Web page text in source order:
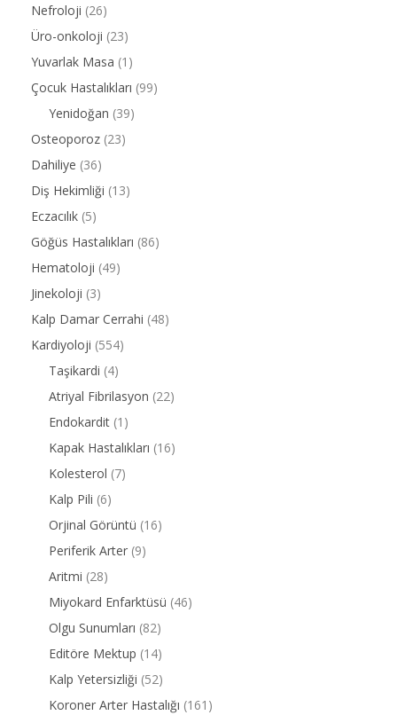
Nefroloji (26)
Üro-onkoloji (23)
Yuvarlak Masa (1)
Çocuk Hastalıkları (99)
Yenidoğan (39)
Osteoporoz (23)
Dahiliye (36)
Diş Hekimliği (13)
Eczacılık (5)
Göğüs Hastalıkları (86)
Hematoloji (49)
Jinekoloji (3)
Kalp Damar Cerrahi (48)
Kardiyoloji (554)
Taşikardi (4)
Atriyal Fibrilasyon (22)
Endokardit (1)
Kapak Hastalıkları (16)
Kolesterol (7)
Kalp Pili (6)
Orjinal Görüntü (16)
Periferik Arter (9)
Aritmi (28)
Miyokard Enfarktüsü (46)
Olgu Sunumları (82)
Editöre Mektup (14)
Kalp Yetersizliği (52)
Koroner Arter Hastalığı (161)